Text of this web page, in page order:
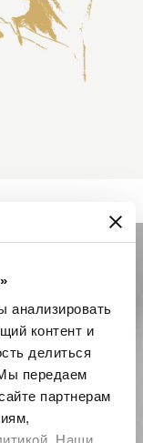
контент и
делиться
передаем
партнерам
Наши